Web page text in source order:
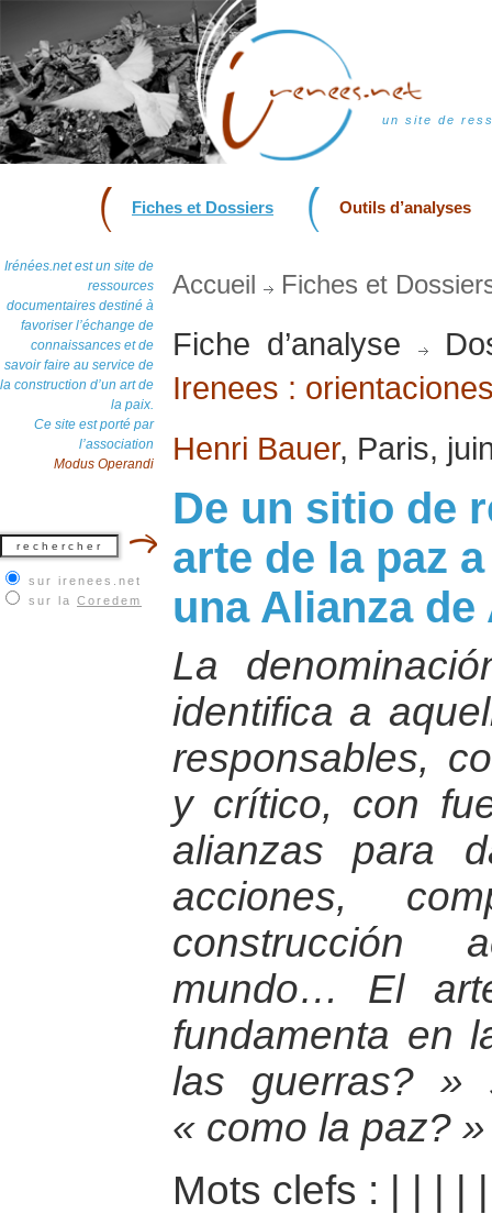
un site de
Fiches et Dossiers Outils d’analyses
Irénées.net est un site de
ressources
documentaires destiné à
favoriser l’échange de
connaissances et de
savoir faire au service de
la construction d’un art de
la paix.
Ce site est porté par
l’association
Modus Operandi
sur irenees.net
sur la Coredem
Accueil Fiches et
Fiche d’analyse
Irenees :
Henri Bauer, Paris,
De un sitio de
arte de la paz
una Alianza
La
identifica a
responsables,
y crítico, con
alianzas para
acciones,
construcción
mundo… El
fundamenta en
las guerras? »
« como la paz? »
Mots clefs :